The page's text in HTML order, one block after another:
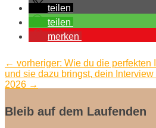
teilen
teilen
merken
← vorheriger: Wie du die perfekten
und sie dazu bringst, dein Interview
2026 →
Bleib auf dem Laufenden